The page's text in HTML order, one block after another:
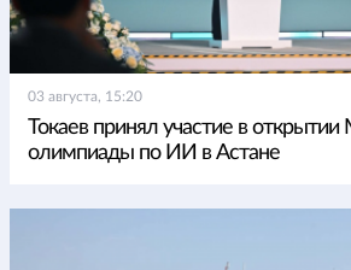
03 августа, 15:20
Токаев принял участие в
олимпиады по ИИ в Астане